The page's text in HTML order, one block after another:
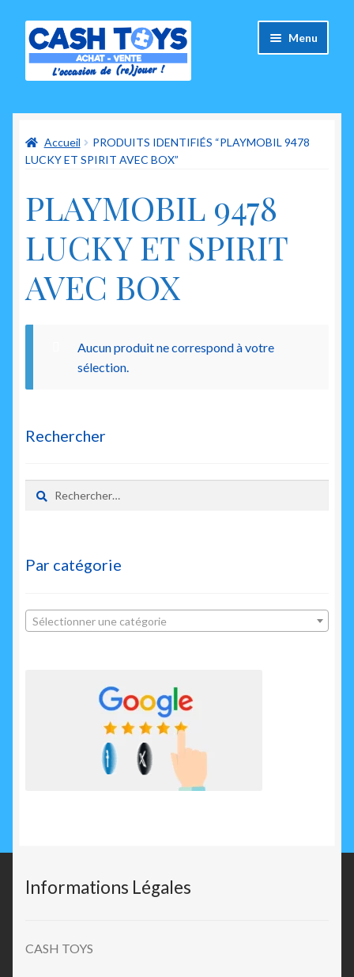
Aller
à
Aller
au
contenu
Menu
Carte Cadeau
Accueil
PRODUITS IDENTIFIÉS “PLAYMOBIL 9478
LUCKY ET SPIRIT AVEC BOX”
PLAYMOBIL 9478
LUCKY ET SPIRIT
AVEC BOX
Aucun produit ne correspond à votre
sélection.
Rechercher
Rechercher :
Par catégorie
Sélectionner une catégorie
Informations Légales
CASH TOYS